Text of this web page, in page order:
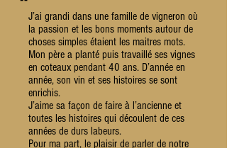
J’ai grandi dans une famille de vigneron où
la passion et les bons moments autour de
choses simples étaient les maitres mots.
Mon père a planté puis travaillé ses vignes
en coteaux pendant 40 ans. D’année en
année, son vin et ses histoires se sont
enrichis.
J’aime sa façon de faire à l’ancienne et
toutes les histoires qui découlent de ces
années de durs labeurs.
Pour ma part, le plaisir de parler de notre